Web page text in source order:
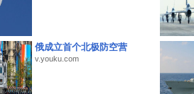
俄成立首个北极防空营
v.youku.com